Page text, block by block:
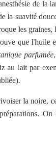
de la
la suavité
les
que l'huile
parfumée
au lait par
la noire,